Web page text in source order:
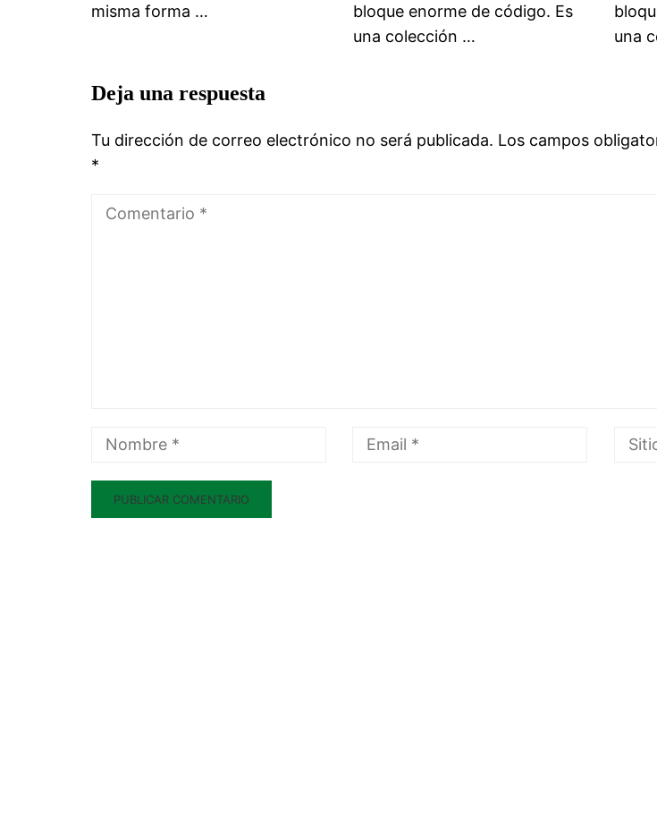
misma forma …
bloque enorme de código. Es
una colección …
una
Deja una respuesta
Tu dirección de correo electrónico no será publicada. Los campos
*